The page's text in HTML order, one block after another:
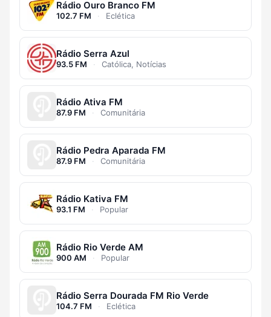
Rádio Ouro Branco FM
102.7 FM · Eclética
Rádio Serra Azul
93.5 FM · Católica, Notícias
Rádio Ativa FM
87.9 FM · Comunitária
Rádio Pedra Aparada FM
87.9 FM · Comunitária
Rádio Kativa FM
93.1 FM · Popular
Rádio Rio Verde AM
900 AM · Popular
Rádio Serra Dourada FM Rio Verde
104.7 FM · Eclética